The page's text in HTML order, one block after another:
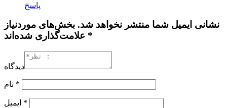
پاسخ
نشانی ایمیل شما منتشر نخواهد شد. بخش‌های موردنیاز
علامت‌گذاری شده‌اند *
دیدگاه
*
*